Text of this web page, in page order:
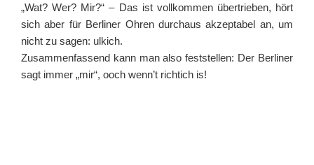
„Wat? Wer? Mir?“ – Das ist vollkommen übertrieben, hört
sich aber für Berliner Ohren durchaus akzeptabel an, um
nicht zu sagen: ulkich.
Zusammenfassend kann man also feststellen: Der Berliner
sagt immer „mir“, ooch wenn’t richtich is!